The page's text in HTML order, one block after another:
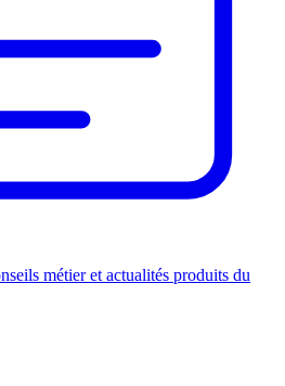
métier et actualités produits du